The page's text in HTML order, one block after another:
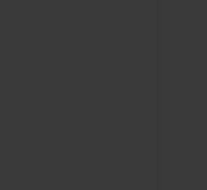
الممكنة
عودة السوريين
البنى التحتية، ونقص
عن المخاوف المتعلقة
المحتملة لحقوق
السياسي الشامل في سوريا